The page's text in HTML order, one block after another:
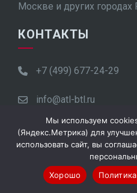
Москве и других городах
КОНТАКТЫ
+7 (499) 677-24-29
info@atl-btl.ru
https://atl-btl.ru
Москва, ул.
Пн.-пт. с 10:00 до
Мы используем
(Яндекс.Метрика) для
использовать сайт, вы
Хорошо